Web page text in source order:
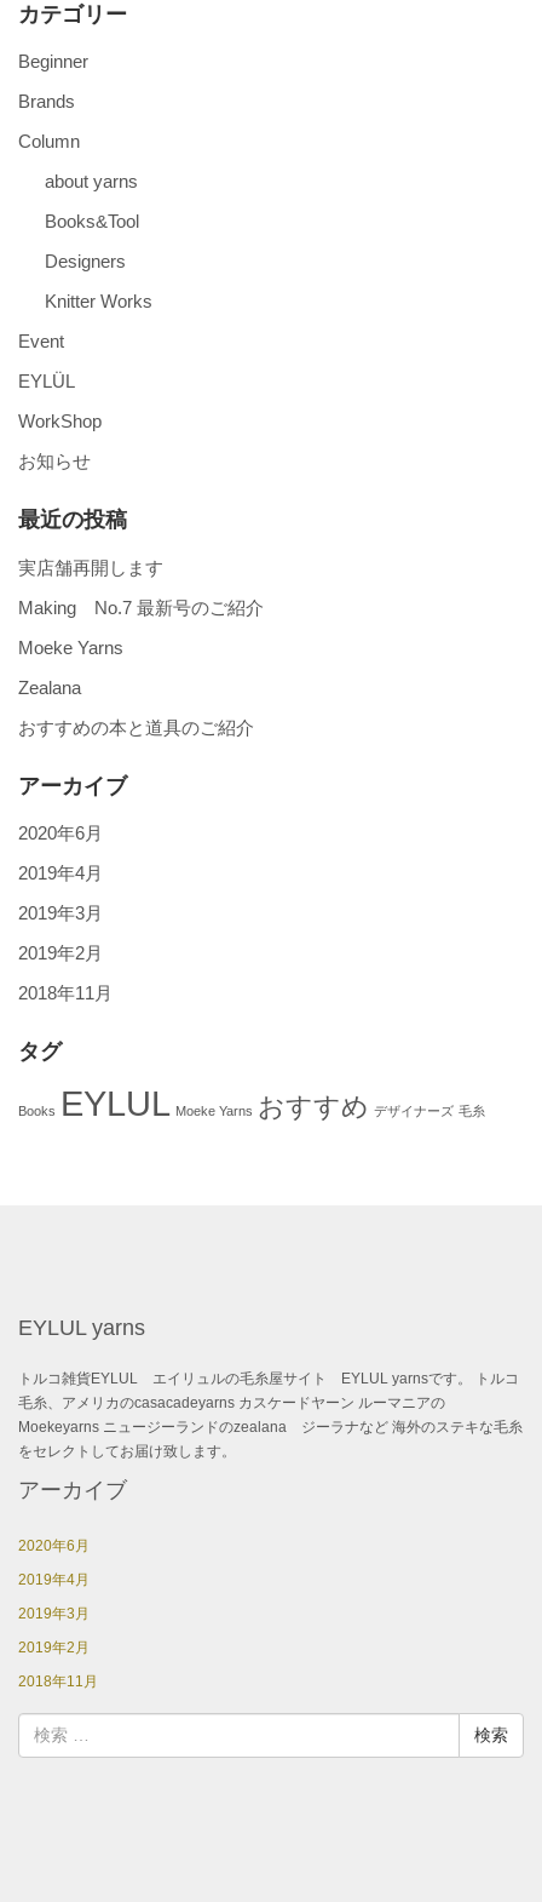
カテゴリー
Beginner
Brands
Column
about yarns
Books&Tool
Designers
Knitter Works
Event
EYLÜL
WorkShop
お知らせ
最近の投稿
実店舗再開します
Making No.7 最新号のご紹介
Moeke Yarns
Zealana
おすすめの本と道具のご紹介
アーカイブ
2020年6月
2019年4月
2019年3月
2019年2月
2018年11月
タグ
Books EYLUL Moeke Yarns おすすめ デザイナーズ 毛糸
EYLUL yarns
トルコ雑貨EYLUL エイリュルの毛糸屋サイト EYLUL yarnsです。 トルコ
毛糸、アメリカのcasacadeyarns カスケードヤーン ルーマニアの
Moekeyarns ニュージーランドのzealana ジーラナなど 海外のステキな毛糸
をセレクトしてお届け致します。
アーカイブ
2020年6月
2019年4月
2019年3月
2019年2月
2018年11月
索: